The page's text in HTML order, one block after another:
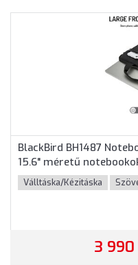
BlackBird BH1487
15.6" méretű
Válltáska/Kézitáska
3